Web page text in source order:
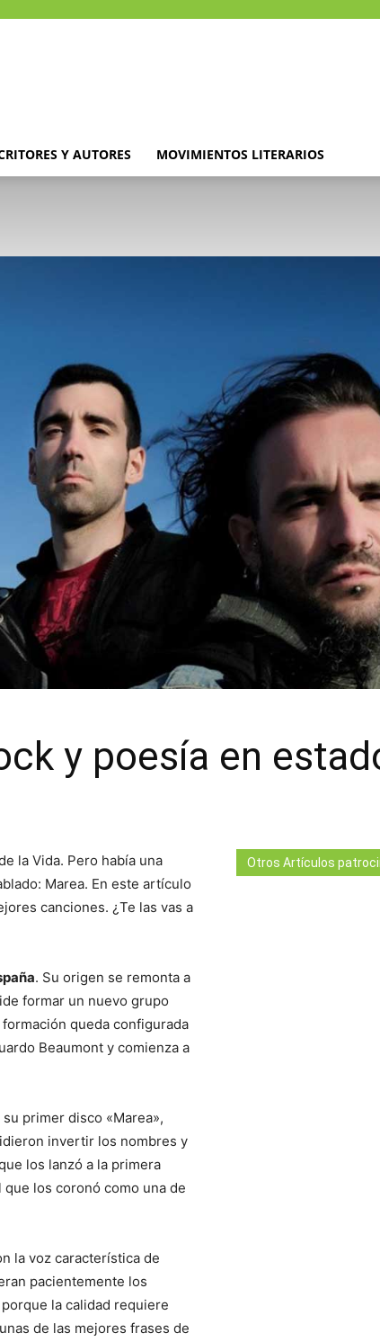
Y AUTORES MOVIMIENTOS LITERARIOS
y poesía en
la Vida. Pero había una
Marea. En este artículo
canciones. ¿Te las vas a
. Su origen se remonta a
formar un nuevo grupo
queda configurada
Beaumont y comienza a
primer disco «Marea»,
invertir los nombres y
los lanzó a la primera
que los coronó como una de
la voz característica de
pacientemente los
la calidad requiere
de las mejores frases de
Otros Artículos